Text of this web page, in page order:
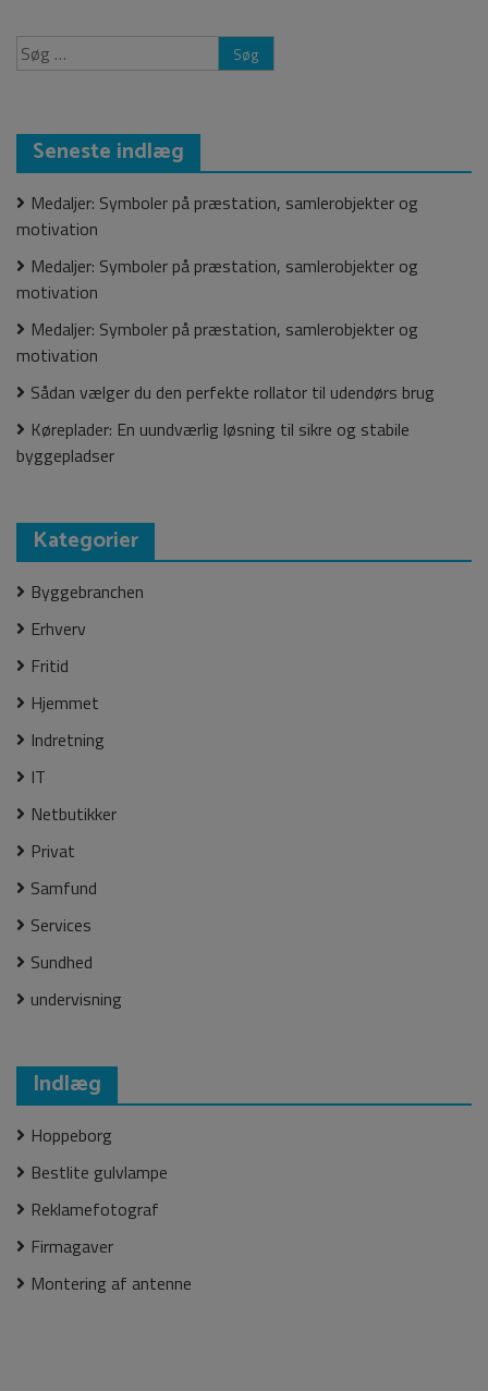
Søg
efter:
Seneste indlæg
Medaljer: Symboler på præstation, samlerobjekter og
motivation
Medaljer: Symboler på præstation, samlerobjekter og
motivation
Medaljer: Symboler på præstation, samlerobjekter og
motivation
Sådan vælger du den perfekte rollator til udendørs brug
Køreplader: En uundværlig løsning til sikre og stabile
byggepladser
Kategorier
Byggebranchen
Erhverv
Fritid
Hjemmet
Indretning
IT
Netbutikker
Privat
Samfund
Services
Sundhed
undervisning
Indlæg
Hoppeborg
Bestlite gulvlampe
Reklamefotograf
Firmagaver
Montering af antenne